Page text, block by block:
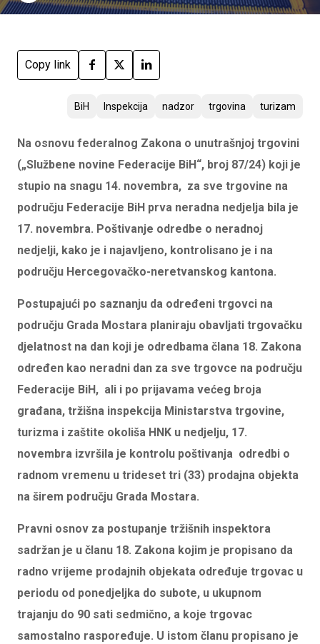
Copy link
BiH Inspekcija nadzor trgovina turizam
Na osnovu federalnog Zakona o unutrašnjoj trgovini
(„Službene novine Federacije BiH“, broj 87/24) koji je
stupio na snagu 14. novembra, za sve trgovine na
području Federacije BiH prva neradna nedjelja bila je
17. novembra. Poštivanje odredbe o neradnoj
nedjelji, kako je i najavljeno, kontrolisano je i na
području Hercegovačko-neretvanskog kantona.
Postupajući po saznanju da određeni trgovci na
području Grada Mostara planiraju obavljati trgovačku
djelatnost na dan koji je odredbama člana 18. Zakona
određen kao neradni dan za sve trgovce na području
Federacije BiH, ali i po prijavama većeg broja
građana, tržišna inspekcija Ministarstva trgovine,
turizma i zaštite okoliša HNK u nedjelju, 17.
novembra izvršila je kontrolu poštivanja odredbi o
radnom vremenu u trideset tri (33) prodajna objekta
na širem području Grada Mostara.
Pravni osnov za postupanje tržišnih inspektora
sadržan je u članu 18. Zakona kojim je propisano da
radno vrijeme prodajnih objekata određuje trgovac u
periodu od ponedjeljka do subote, u ukupnom
trajanju do 90 sati sedmično, a koje trgovac
samostalno raspoređuje. U istom članu propisano je